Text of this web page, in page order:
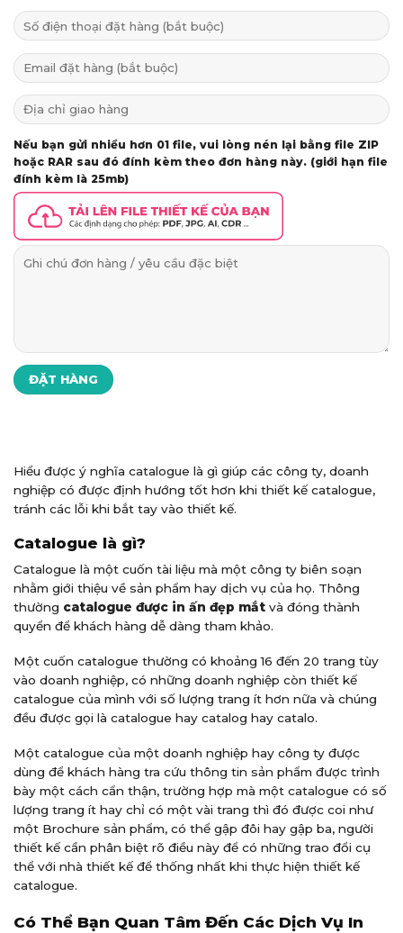
Nếu bạn gửi nhiều hơn 01 file, vui lòng nén lại bằng file ZIP
hoặc RAR sau đó đính kèm theo đơn hàng này. (giới hạn file
đính kèm là 25mb)
Hiểu được ý nghĩa catalogue là gì giúp các công ty, doanh
nghiệp có được định hướng tốt hơn khi thiết kế catalogue,
tránh các lỗi khi bắt tay vào thiết kế.
Catalogue là gì?
Catalogue là một cuốn tài liệu mà một công ty biên soạn
nhằm giới thiệu về sản phẩm hay dịch vụ của họ. Thông
thường catalogue được in ấn đẹp mắt và đóng thành
quyển để khách hàng dễ dàng tham khảo.
Một cuốn catalogue thường có khoảng 16 đến 20 trang tùy
vào doanh nghiệp, có những doanh nghiệp còn thiết kế
catalogue của mình với số lượng trang ít hơn nữa và chúng
đều được gọi là catalogue hay catalog hay catalo.
Một catalogue của một doanh nghiệp hay công ty được
dùng để khách hàng tra cứu thông tin sản phẩm được trình
bày một cách cẩn thận, trường hợp mà một catalogue có số
lượng trang ít hay chỉ có một vài trang thì đó được coi như
một Brochure sản phẩm, có thể gập đôi hay gập ba, người
thiết kế cần phân biệt rõ điều này để có những trao đổi cụ
thể với nhà thiết kế để thống nhất khi thực hiện thiết kế
catalogue.
Có Thể Bạn Quan Tâm Đến Các Dịch Vụ In